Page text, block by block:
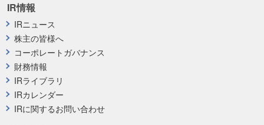
IR情報
IRニュース
株主の皆様へ
コーポレートガバナンス
財務情報
IRライブラリ
IRカレンダー
IRに関するお問い合わせ